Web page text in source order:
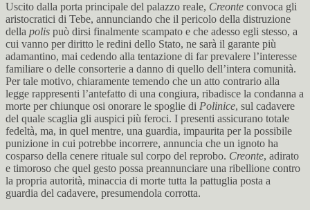
Uscito dalla porta principale del palazzo reale, Creonte convoca gli
aristocratici di Tebe, annunciando che il pericolo della distruzione
della polis può dirsi finalmente scampato e che adesso egli stesso, a
cui vanno per diritto le redini dello Stato, ne sarà il garante più
adamantino, mai cedendo alla tentazione di far prevalere l’interesse
familiare o delle consorterie a danno di quello dell’intera comunità.
Per tale motivo, chiaramente temendo che un atto contrario alla
legge rappresenti l’antefatto di una congiura, ribadisce la condanna a
morte per chiunque osi onorare le spoglie di Polinice, sul cadavere
del quale scaglia gli auspici più feroci. I presenti assicurano totale
fedeltà, ma, in quel mentre, una guardia, impaurita per la possibile
punizione in cui potrebbe incorrere, annuncia che un ignoto ha
cosparso della cenere rituale sul corpo del reprobo. Creonte, adirato
e timoroso che quel gesto possa preannunciare una ribellione contro
la propria autorità, minaccia di morte tutta la pattuglia posta a
guardia del cadavere, presumendola corrotta.